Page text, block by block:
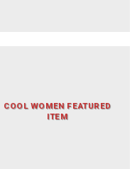
COOL WOMEN FEATURED
ITEM